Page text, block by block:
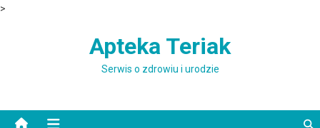
>
Apteka Teriak
Serwis o zdrowiu i urodzie